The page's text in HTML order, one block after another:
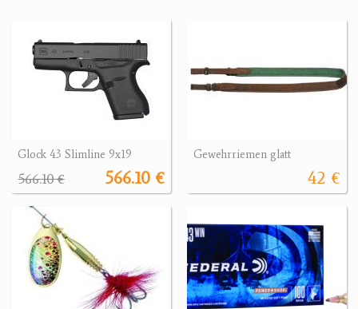
Glock 43 Slimline 9x19
566.10 €
566.10 €
Gewehrriemen glatt
42 €